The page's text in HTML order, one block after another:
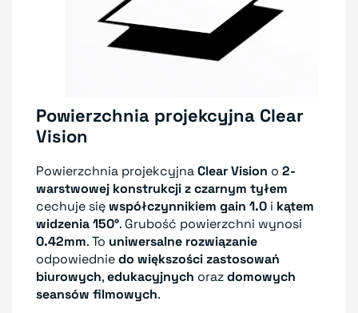
Powierzchnia projekcyjna Clear
Vision
Powierzchnia projekcyjnaClear Vision o 2-
warstwowej konstrukcji z czarnym tyłem
cechuje sięwspółczynnikiem gain 1.0 i kątem
widzenia 150°. Grubość powierzchni wynosi
0.42mm. To uniwersalne rozwiązanie
odpowiedniedo większości zastosowań
biurowych,edukacyjnych orazdomowych
seansów filmowych.